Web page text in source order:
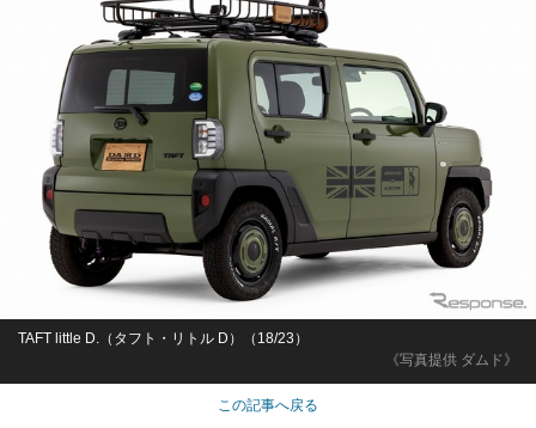
《写真提供 ダムド》
TAFT little D.（タフト・リトル D）（18/23）
この記事へ戻る